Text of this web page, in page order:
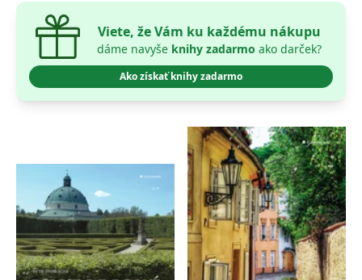
Viete, že Vám ku každému nákupu
dáme navyše knihy zadarmo ako darček?
Ako získať knihy zadarmo